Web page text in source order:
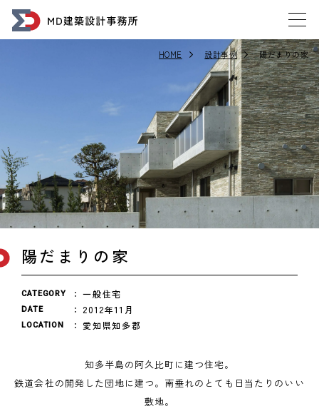
HOME 設計事例 陽だまりの家
陽だまりの家
CATEGORY 一般住宅
DATE 2012年11月
LOCATION 愛知県知多郡
知多半島の阿久比町に建つ住宅。
鉄道会社の開発した団地に建つ。南垂れのとても日当たりのいい
敷地。